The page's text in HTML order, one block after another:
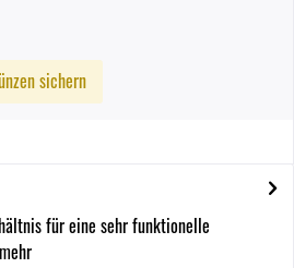
sichern
für eine sehr funktionelle
mehr